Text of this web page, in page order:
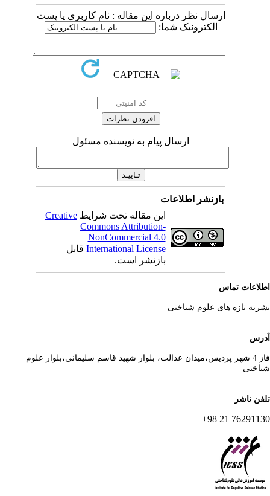
ارسال نظر درباره این مقاله : نام کاربری یا پست
الکترونیک شما:
ارسال پیام به نویسنده مسئول
بازنشر اطلاعات
این مقاله تحت شرایطCreative
Commons Attribution-
NonCommercial 4.0
International Licenseقابل
بازنشر است.
تماس
تازه های علوم شناختی
فاز 4 شهر پردیس،میدان عدالت، بلوار شهید قاسم سلیمانی،بلوار علوم
ناشر
76291130 21